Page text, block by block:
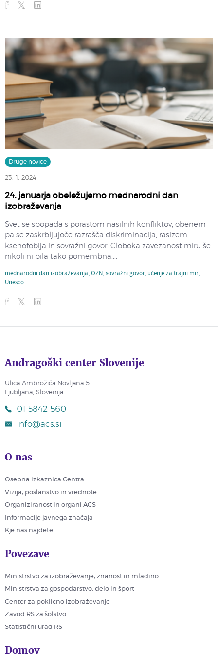
Druge novice
23. 1. 2024
24. januarja obeležujemo mednarodni dan
izobraževanja
Svet se spopada s porastom nasilnih konfliktov, obenem
pa se zaskrbljujoče razrašča diskriminacija, rasizem,
ksenofobija in sovražni govor. Globoka zavezanost miru še
nikoli ni bila tako pomembna....
mednarodni dan izobraževanja,OZN,sovražni govor, učenje za trajni mir,
Unesco
Andragoški center Slovenije
Ulica Ambrožiča Novljana 5
Ljubljana, Slovenija
01 5842 560
info@acs.si
O nas
Osebna izkaznica Centra
Vizija, poslanstvo in vrednote
Organiziranost in organi ACS
Informacije javnega značaja
Kje nas najdete
Povezave
Ministrstvo za izobraževanje, znanost in mladino
Ministrstva za gospodarstvo, delo in šport
Center za poklicno izobraževanje
Zavod RS za šolstvo
Statistični urad RS
Domov